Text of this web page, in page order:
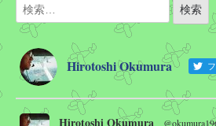
Hirotoshi Okumura